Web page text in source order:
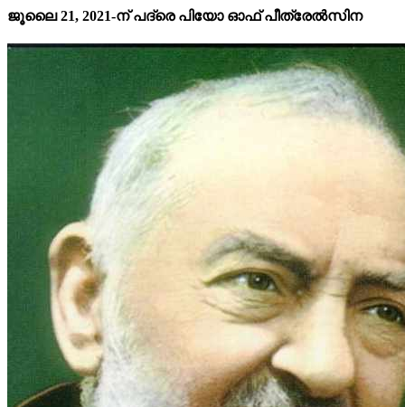
ജൂലൈ 21, 2021-ന് പദ്രെ പിയോ ഓഫ് പീത്രേൽസിന